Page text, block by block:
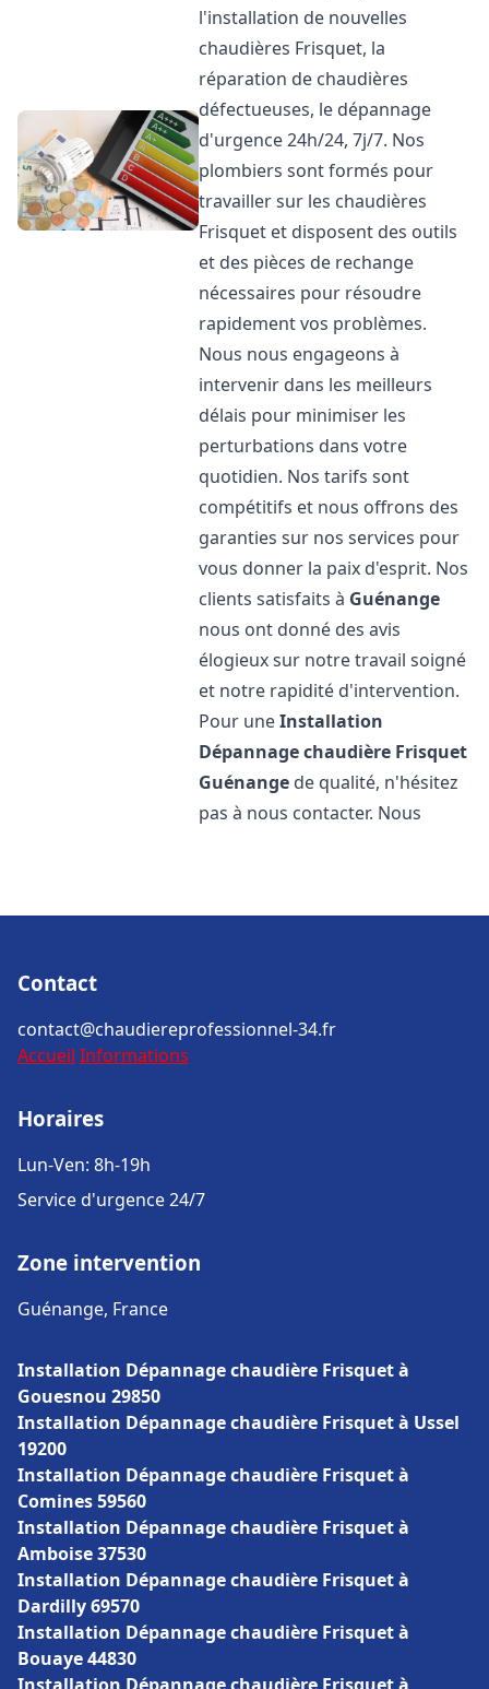
l'installation de nouvelles
chaudières Frisquet, la
réparation de chaudières
défectueuses, le dépannage
d'urgence 24h/24, 7j/7. Nos
plombiers sont formés pour
travailler sur les chaudières
Frisquet et disposent des outils
et des pièces de rechange
nécessaires pour résoudre
rapidement vos problèmes.
Nous nous engageons à
intervenir dans les meilleurs
délais pour minimiser les
perturbations dans votre
quotidien. Nos tarifs sont
compétitifs et nous offrons des
garanties sur nos services pour
vous donner la paix d'esprit. Nos
clients satisfaits à Guénange
nous ont donné des avis
élogieux sur notre travail soigné
et notre rapidité d'intervention.
Pour uneInstallation
Dépannage chaudière Frisquet
Guénange de qualité, n'hésitez
pas à nous contacter. Nous
Contact
contact@chaudiereprofessionnel-34.fr
Accueil Informations
Horaires
Lun-Ven: 8h-19h
Service d'urgence 24/7
Zone intervention
Guénange, France
Installation Dépannage chaudière Frisquet à
Gouesnou 29850
Installation Dépannage chaudière Frisquet à Ussel
19200
Installation Dépannage chaudière Frisquet à
Comines 59560
Installation Dépannage chaudière Frisquet à
Amboise 37530
Installation Dépannage chaudière Frisquet à
Dardilly 69570
Installation Dépannage chaudière Frisquet à
Bouaye 44830